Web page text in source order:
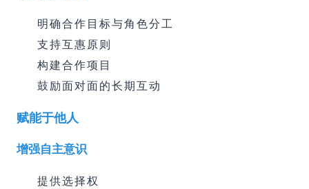
明确合作目标与角色分工
支持互惠原则
构建合作项目
鼓励面对面的长期互动
赋能于他人
增强自主意识
提供选择权